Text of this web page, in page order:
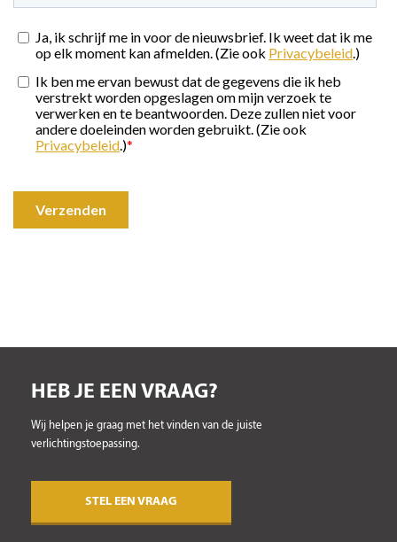
HEB JE EEN VRAAG?
Wij helpen je graag met het vinden van de juiste
verlichtingstoepassing.
STEL EEN VRAAG